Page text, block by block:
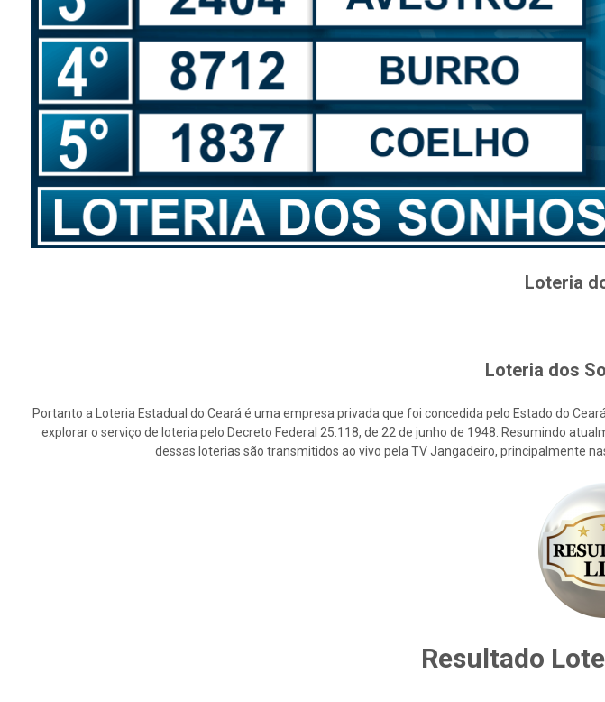
Loteria
Loteria dos
Portanto a Loteria Estadual do Ceará é uma empresa privada que foi concedida pelo Estado do
explorar o serviço de loteria pelo Decreto Federal 25.118, de 22 de junho de 1948. Resumindo
dessas loterias são transmitidos ao vivo pela TV Jangadeiro, principalmente
Resultado